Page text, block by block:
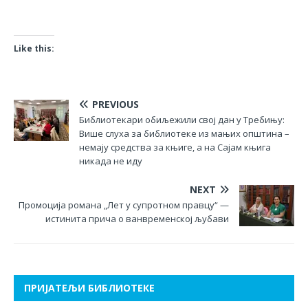
Like this:
PREVIOUS
Библиотекари обиљежили свој дан у Требињу:
Више слуха за библиотеке из мањих општина –
немају средства за књиге, а на Сајам књига
никада не иду
NEXT
Промоција романа „Лет у супротном правцу“ —
истинита прича о ванвременској љубави
ПРИЈАТЕЉИ БИБЛИОТЕКЕ